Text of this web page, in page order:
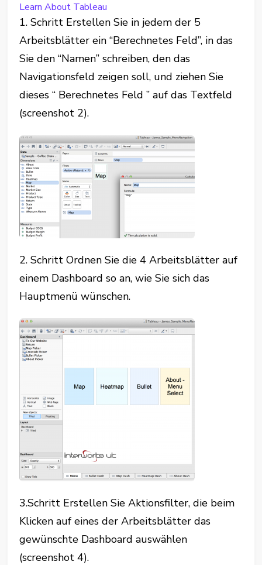
Learn About Tableau
1. Schritt Erstellen Sie in jedem der 5
Arbeitsblätter ein “Berechnetes Feld”, in das
Sie den “Namen” schreiben, den das
Navigationsfeld zeigen soll, und ziehen Sie
dieses “ Berechnetes Feld ” auf das Textfeld
(screenshot 2).
2. Schritt Ordnen Sie die 4 Arbeitsblätter auf
einem Dashboard so an, wie Sie sich das
Hauptmenü wünschen.
3.Schritt Erstellen Sie Aktionsfilter, die beim
Klicken auf eines der Arbeitsblätter das
gewünschte Dashboard auswählen
(screenshot 4).